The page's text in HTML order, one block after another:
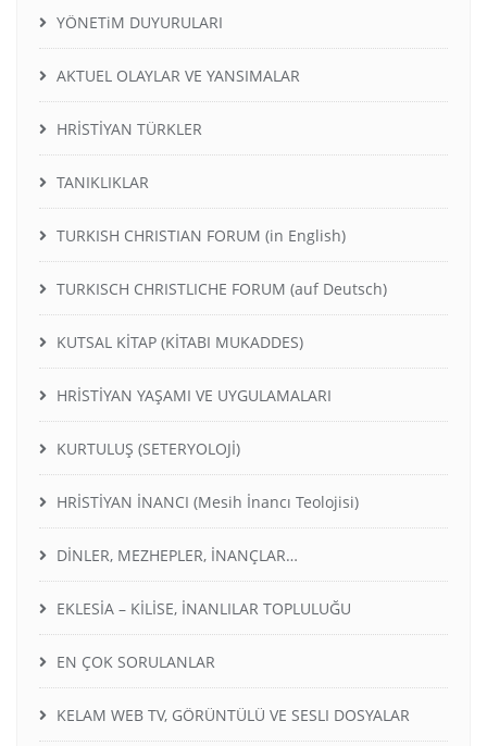
YÖNETiM DUYURULARI
AKTUEL OLAYLAR VE YANSIMALAR
HRİSTİYAN TÜRKLER
TANIKLIKLAR
TURKISH CHRISTIAN FORUM (in English)
TURKISCH CHRISTLICHE FORUM (auf Deutsch)
KUTSAL KİTAP (KİTABI MUKADDES)
HRİSTİYAN YAŞAMI VE UYGULAMALARI
KURTULUŞ (SETERYOLOJİ)
HRİSTİYAN İNANCI (Mesih İnancı Teolojisi)
DİNLER, MEZHEPLER, İNANÇLAR…
EKLESİA – KİLİSE, İNANLILAR TOPLULUĞU
EN ÇOK SORULANLAR
KELAM WEB TV, GÖRÜNTÜLÜ VE SESLI DOSYALAR